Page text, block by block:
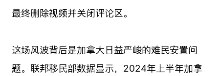
最终删除视频并关闭评论区。
这场风波背后是加拿大日益严峻的难民安置问
题。联邦移民部数据显示，2024年上半年加拿